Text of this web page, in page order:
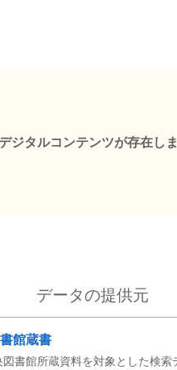
ジタルコンテンツが存在しま
データの提供元
館蔵書
書館所蔵資料を対象とした検索